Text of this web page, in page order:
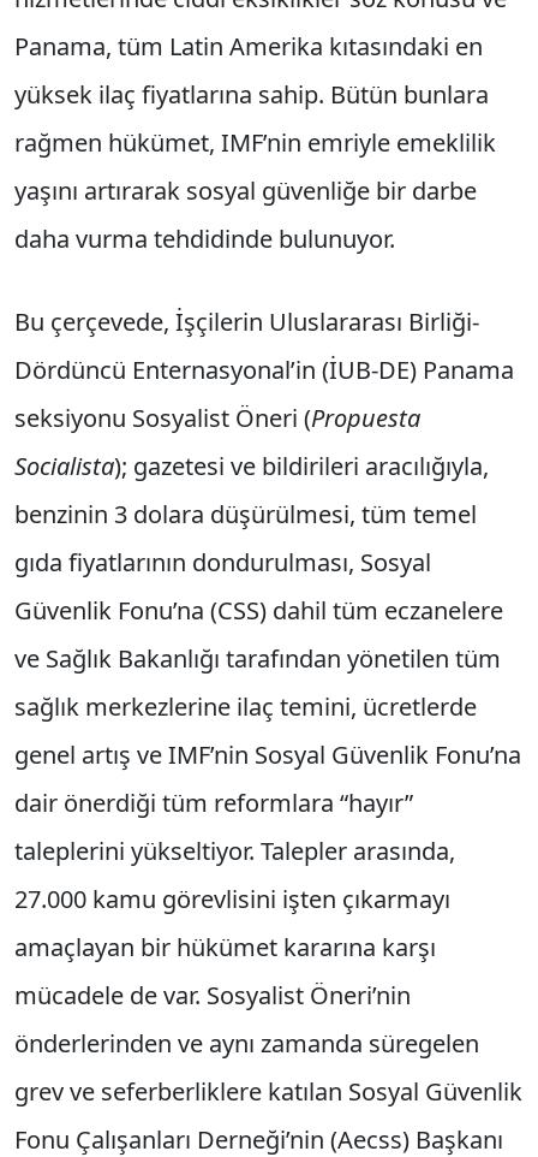
Panama, tüm Latin Amerika kıtasındaki en
yüksek ilaç fiyatlarına sahip. Bütün bunlara
rağmen hükümet, IMF’nin emriyle emeklilik
yaşını artırarak sosyal güvenliğe bir darbe
daha vurma tehdidinde bulunuyor.
Bu çerçevede, İşçilerin Uluslararası Birliği-
Dördüncü Enternasyonal’in (İUB-DE) Panama
seksiyonu Sosyalist Öneri (Propuesta
Socialista); gazetesi ve bildirileri aracılığıyla,
benzinin 3 dolara düşürülmesi, tüm temel
gıda fiyatlarının dondurulması, Sosyal
Güvenlik Fonu’na (CSS) dahil tüm eczanelere
ve Sağlık Bakanlığı tarafından yönetilen tüm
sağlık merkezlerine ilaç temini, ücretlerde
genel artış ve IMF’nin Sosyal Güvenlik Fonu’na
dair önerdiği tüm reformlara “hayır”
taleplerini yükseltiyor. Talepler arasında,
27.000 kamu görevlisini işten çıkarmayı
amaçlayan bir hükümet kararına karşı
mücadele de var. Sosyalist Öneri’nin
önderlerinden ve aynı zamanda süregelen
grev ve seferberliklere katılan Sosyal Güvenlik
Fonu Çalışanları Derneği’nin (Aecss) Başkanı